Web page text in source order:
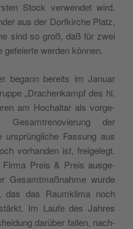
Stock ver­wen­det wird.
aus der Dor­fkirche Platz,
sind so groß, daß für zwei
wer­den können.
begann bere­its im Jan­u­ar
„Drachenkampf des hl.
am Hochal­tar als vorge­
der
Fas­sung aus
vorhan­den ist, freigelegt.
Fir­ma Preis & Preis aus­ge­
Gesamt­maß­nahme wurde
das das Raumk­li­ma noch
Im Laufe des Jahres
darüber fall­en, nach­